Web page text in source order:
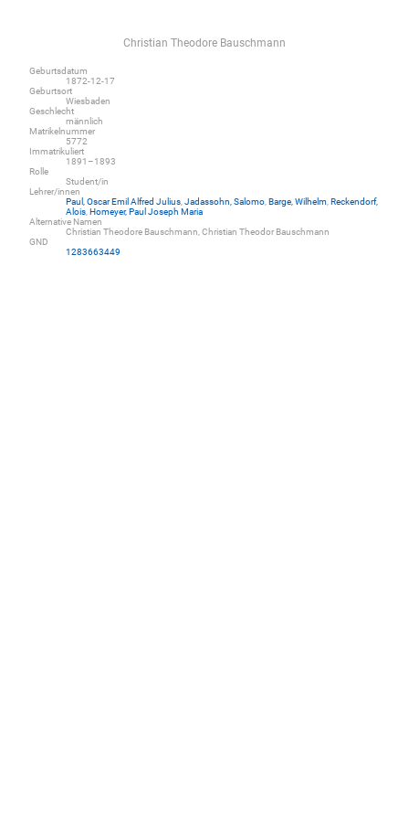
Christian Theodore Bauschmann
Geburtsdatum
1872-12-17
Geburtsort
Wiesbaden
Geschlecht
männlich
Matrikelnummer
5772
Immatrikuliert
1891–1893
Rolle
Student/in
Lehrer/innen
Paul, Oscar Emil Alfred Julius Jadassohn, Salomo Barge, Wilhelm Reckendorf,
Alois Homeyer, Paul Joseph Maria
Alternative Namen
Christian Theodore Bauschmann, Christian Theodor Bauschmann
GND
1283663449